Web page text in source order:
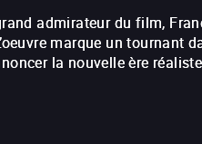
admirateur du film,
marque un tournant
la nouvelle ère